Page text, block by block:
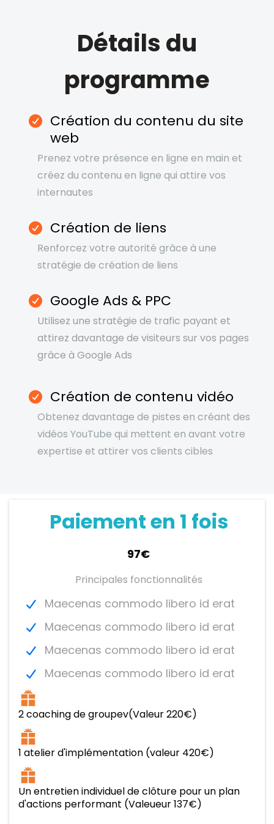
Détails du
programme
Création du contenu du site
web
Prenez votre présence en ligne en main et
créez du contenu en ligne qui attire vos
internautes
Création de liens
Renforcez votre autorité grâce à une
stratégie de création de liens
Google Ads & PPC
Utilisez une stratégie de trafic payant et
attirez davantage de visiteurs sur vos pages
grâce à Google Ads
Création de contenu vidéo
Obtenez davantage de pistes en créant des
vidéos YouTube qui mettent en avant votre
expertise et attirer vos clients cibles
Paiement en 1 fois
97€
Principales fonctionnalités
Maecenas commodo libero id erat
Maecenas commodo libero id erat
Maecenas commodo libero id erat
Maecenas commodo libero id erat
2 coaching de groupev(Valeur 220€)
1 atelier d'implémentation (valeur 420€)
Un entretien individuel de clôture pour un plan
d'actions performant (Valeueur 137€)